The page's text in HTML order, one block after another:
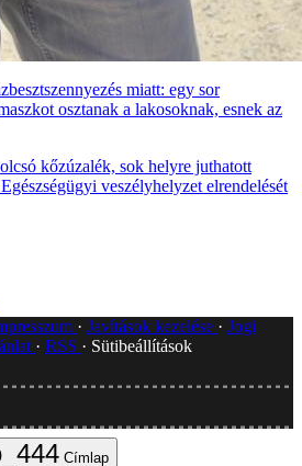
miatt: egy sor
osztanak a lakosoknak, esnek az
kőzúzalék, sok helyre juthatott
veszélyhelyzet elrendelését
Javítások kezelése
Jogi
RSS
Sütibeállítások
Címlap